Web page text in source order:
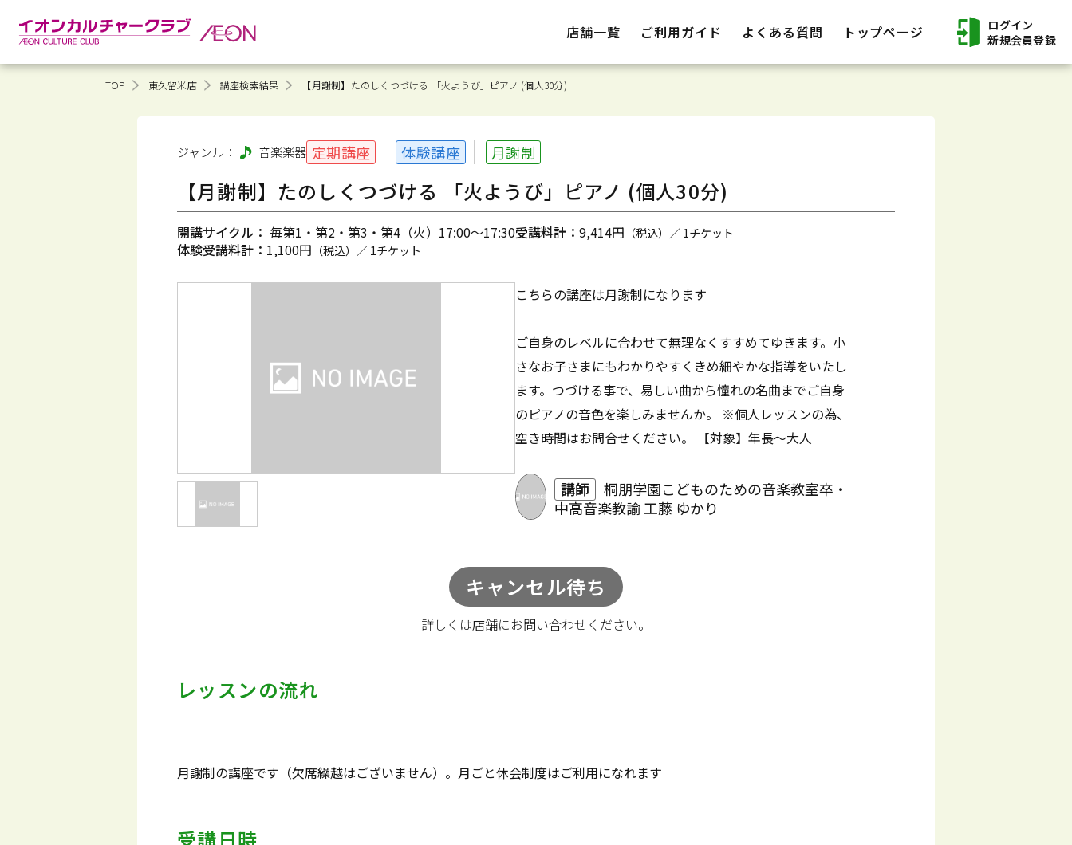
店舗一覧 ご利用ガイド よくある質問 トップページ
ログイン
新規会員登録
TOP 東久留米店 講座検索結果 【月謝制】たのしくつづける 「火ようび」ピアノ (個人30分)
ジャンル： 音楽楽器 定期講座 体験講座 月謝制
【月謝制】たのしくつづける 「火ようび」ピアノ (個人30分)
開講サイクル： 毎第1・第2・第3・第4（火）17:00～17:30受講料計： 9,414円 （税込）／ 1チケット
体験受講料計： 1,100円 （税込）／ 1チケット
こちらの講座は月謝制になります
ご自身のレベルに合わせて無理なくすすめてゆきます。小
さなお子さまにもわかりやすくきめ細やかな指導をいたし
ます。つづける事で、易しい曲から憧れの名曲までご自身
のピアノの音色を楽しみませんか。 ※個人レッスンの為、
空き時間はお問合せください。 【対象】年長～大人
講師
桐朋学園こどものための音楽教室卒・
中高音楽教諭 工藤 ゆかり
キャンセル待ち
詳しくは店舗にお問い合わせください。
レッスンの流れ
月謝制の講座です（欠席繰越はございません）。月ごと休会制度はご利用になれます
受講日時